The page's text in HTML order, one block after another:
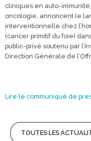
cliniques en auto-
oncologie, annoncent le
interventionnelle chez
(cancer primitif du foie)
public-privé soutenu par
Direction Générale de
Lire le communiqué de
TOUTES LES